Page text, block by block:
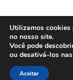
Liceu
Utilizamos cookies
no nosso site.
Você pode
ou desativá-los nas
Aceitar